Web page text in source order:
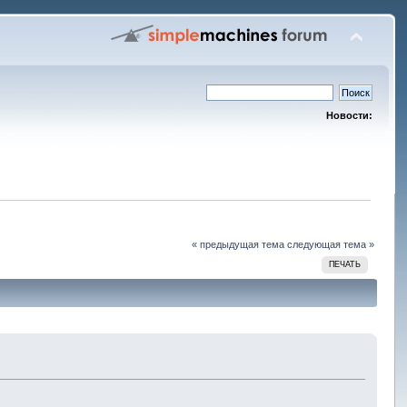
Новости:
« предыдущая тема следующая тема »
ПЕЧАТЬ